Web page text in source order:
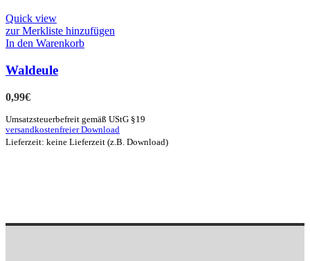
Quick view
zur Merkliste hinzufügen
In den Warenkorb
Waldeule
0,99€
Umsatzsteuerbefreit gemäß UStG §19
versandkostenfreier Download
Lieferzeit: keine Lieferzeit (z.B. Download)